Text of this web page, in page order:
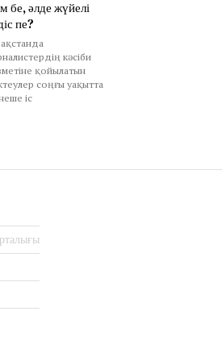
бе, әлде жүйелі
пе?
кәсіби
қойылатын
соңғы уақытта
іс